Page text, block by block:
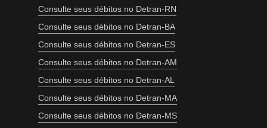
Consulte seus débitos no Detran-RN
Consulte seus débitos no Detran-BA
Consulte seus débitos no Detran-ES
Consulte seus débitos no Detran-AM
Consulte seus débitos no Detran-AL
Consulte seus débitos no Detran-MA
Consulte seus débitos no Detran-MS